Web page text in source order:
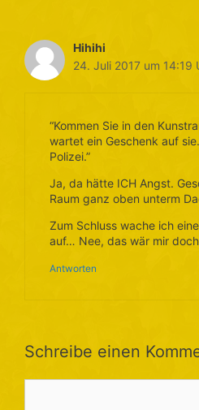
Hihihi
24. Juli 2017 um 14:19
“Kommen Sie in den
wartet ein Geschenk auf
Polizei.”
Ja, da hätte ICH Angst.
Raum ganz oben unterm
Zum Schluss wache ich
auf… Nee, das wär mir
Antworten
Schreibe einen